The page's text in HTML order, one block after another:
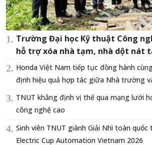
Trường Đại học Kỹ thuật Công
hỗ trợ xóa nhà tạm, nhà dột nát
Honda Việt Nam tiếp tục đồng hành
định hiệu quả hợp tác giữa Nhà trường
TNUT khẳng định vị thế qua mạng lưới
công nghệ cao
Sinh viên TNUT giành Giải Nhì toàn quốc
Electric Cup Automation Vietnam 2026